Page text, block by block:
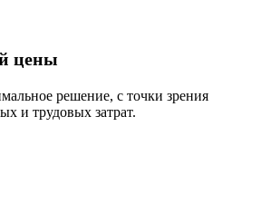
цены
решение, с точки зрения
и трудовых затрат.